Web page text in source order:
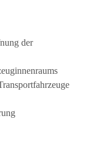
der